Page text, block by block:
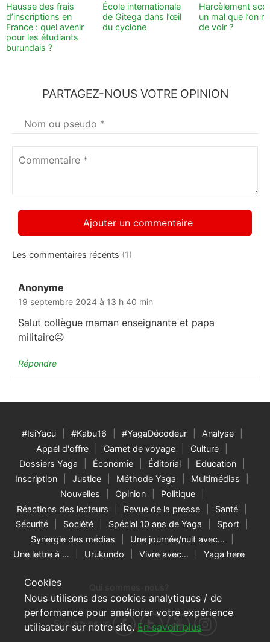
Cookies
Nous utilisons des cookies analytiques / de
performance pour améliorer votre expérience
utilisateur sur notre site. En savoir plus
Hausse des frais
d’inscriptions en
France : quel avenir
pour les étudiants
burundais ?
École internationale
de Gitega dans l’œil
du cyclone
Harcèlement
un mal que l’on
de voir ?
PARTAGEZ-NOUS VOTRE OPINION
Votre
nom*
Les commentaires récents (1)
Anonyme
19 septembre 2024 à 13 h 40 min
Salut collègue maman enseignante et papa
militaire😔
Répondre
#IsiYacu #Kabu16 #YagaDécodeur
Analyse
Appel d'offre
Carnet de voyage
Culture
Dossiers Yaga
Économie Éditorial
Education
Inscription
Justice Méthode Yaga
Multimédias
Nouvelles
Opinion
Politique
Réactions des lecteurs
Revue de la presse
Santé
Sécurité
Société Spécial 10 ans de Yaga
Sport
Synergie des médias
Une journée/nuit avec…
Une lettre à …
Urukundo Vivre avec… Yaga here
Suivez-nous